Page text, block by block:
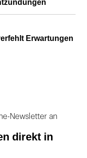
Erwartungen
Newsletter an
direkt in